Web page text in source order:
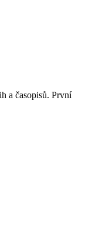
a časopisů. První